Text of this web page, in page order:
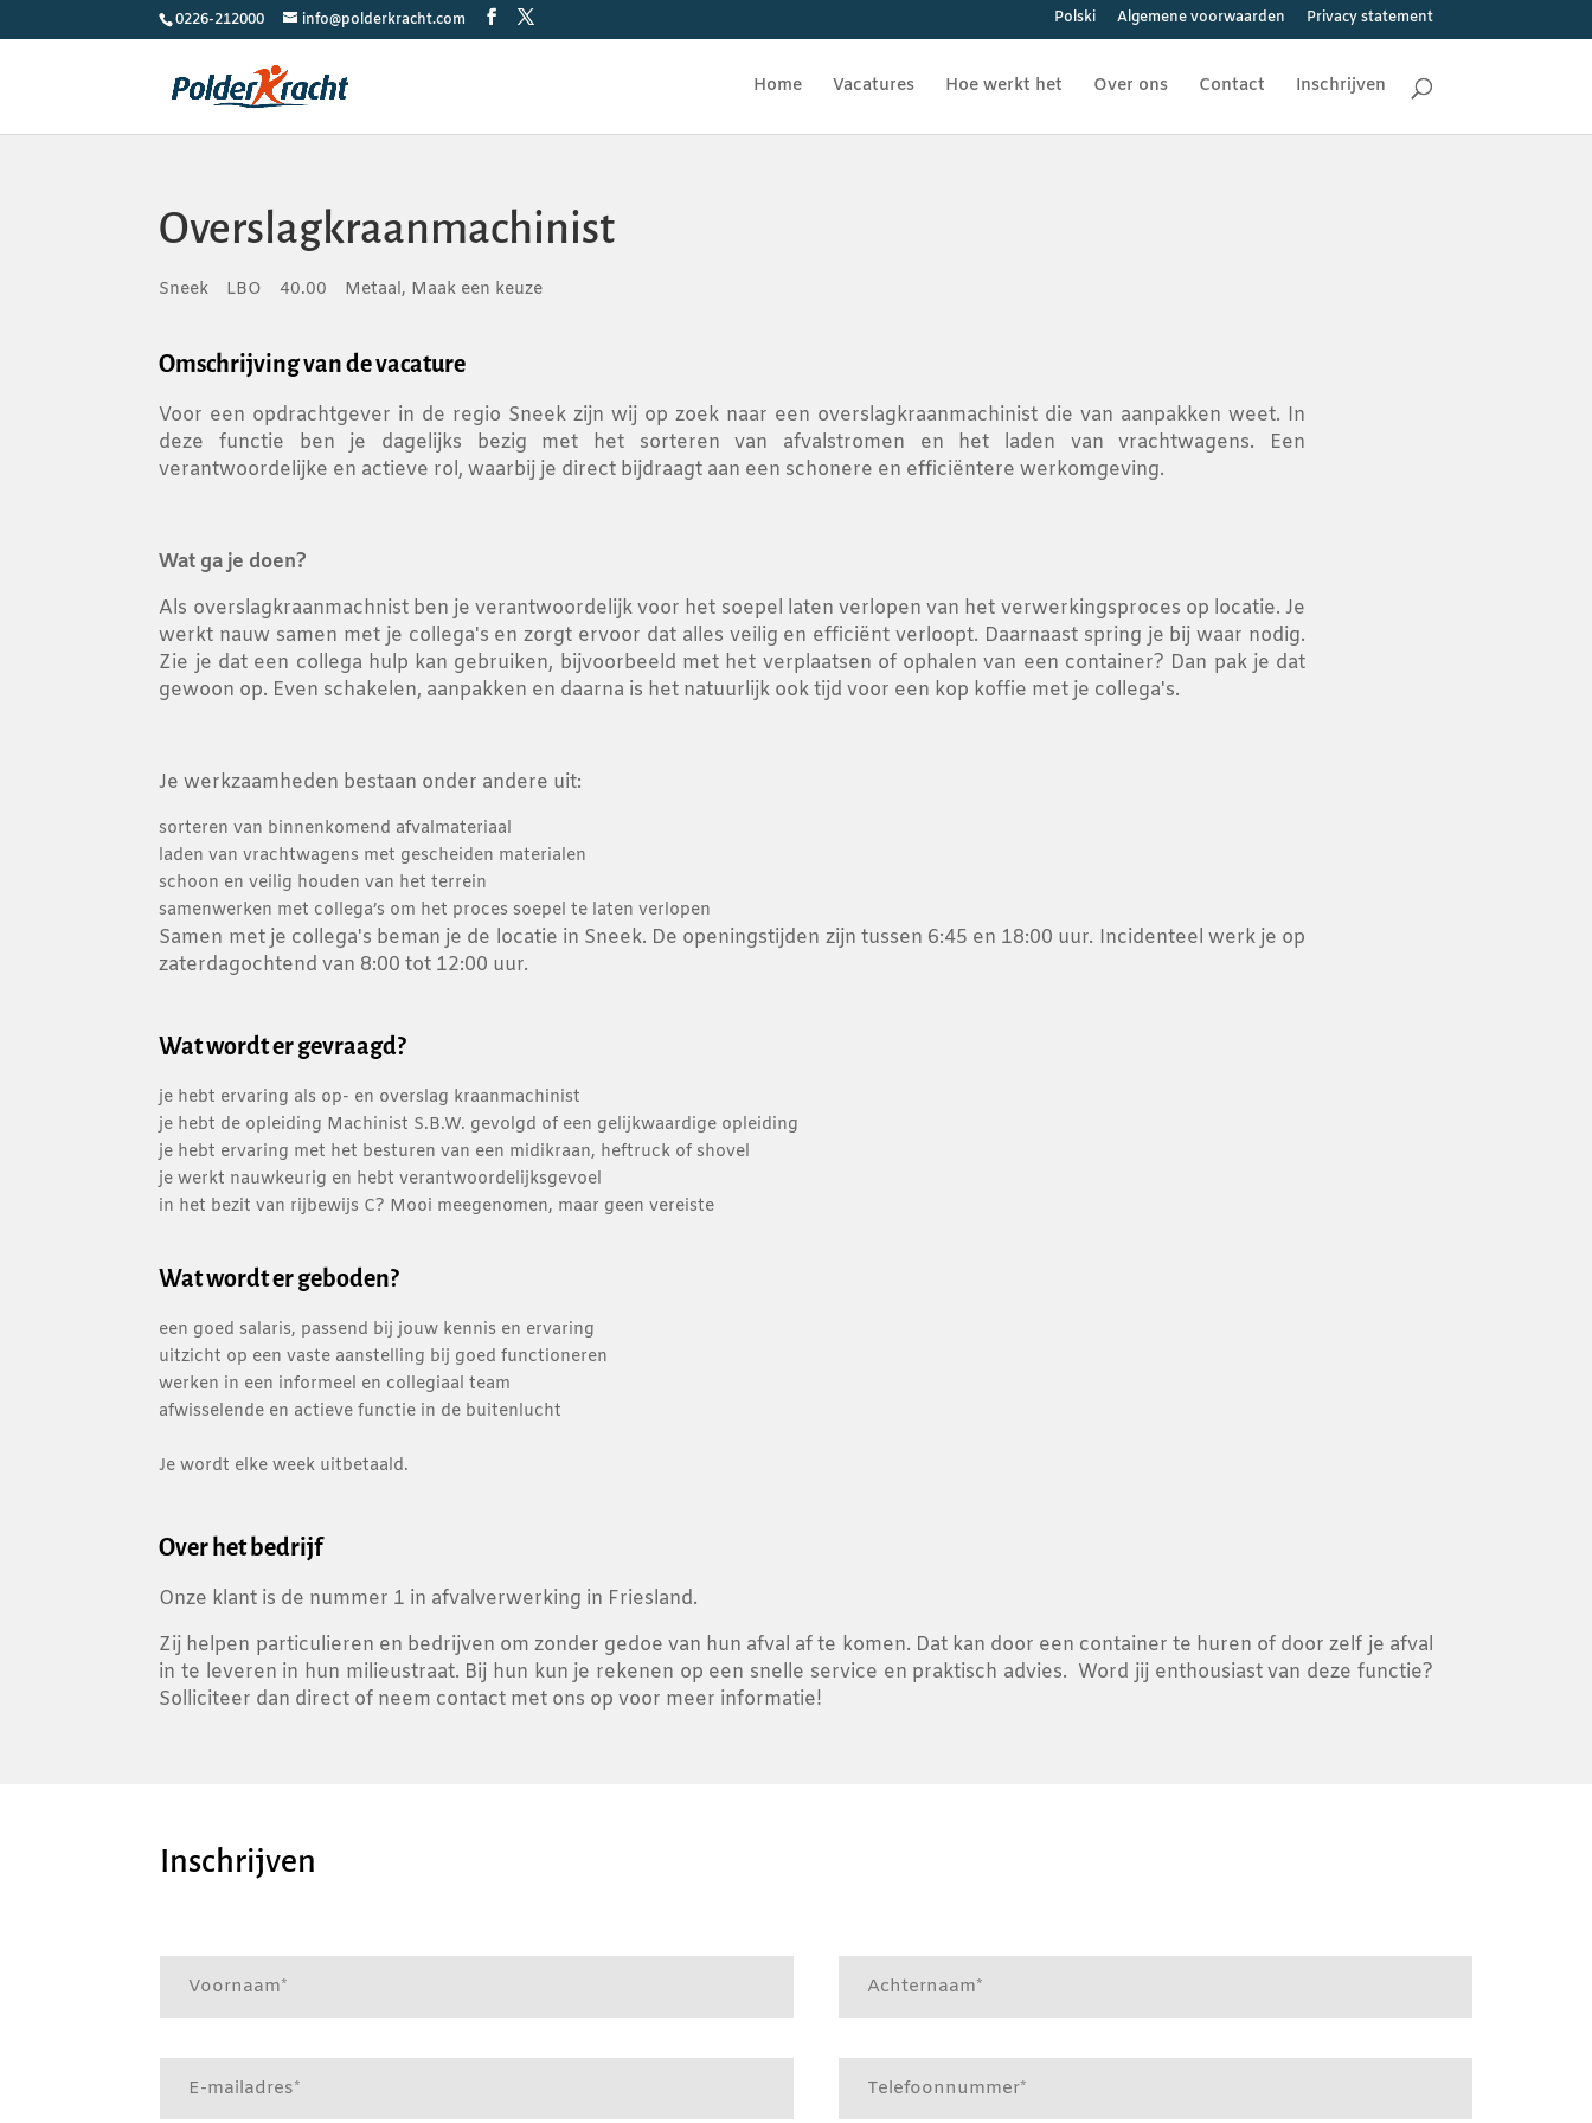
0226-212000 info@polderkracht.com Polski Algemene voorwaarden Privacy statement
Home Vacatures Hoe werkt het Over ons Contact Inschrijven
Overslagkraanmachinist
Sneek LBO 40.00 Metaal, Maak een keuze
Omschrijving van de vacature
Voor een opdrachtgever in de regio Sneek zijn wij op zoek naar een overslagkraanmachinist die van aanpakken weet. In
deze functie ben je dagelijks bezig met het sorteren van afvalstromen en het laden van vrachtwagens. Een
verantwoordelijke en actieve rol, waarbij je direct bijdraagt aan een schonere en efficiëntere werkomgeving.
Wat ga je doen?
Als overslagkraanmachnist ben je verantwoordelijk voor het soepel laten verlopen van het verwerkingsproces op locatie. Je
werkt nauw samen met je collega's en zorgt ervoor dat alles veilig en efficiënt verloopt. Daarnaast spring je bij waar nodig.
Zie je dat een collega hulp kan gebruiken, bijvoorbeeld met het verplaatsen of ophalen van een container? Dan pak je dat
gewoon op. Even schakelen, aanpakken en daarna is het natuurlijk ook tijd voor een kop koffie met je collega's.
Je werkzaamheden bestaan onder andere uit:
sorteren van binnenkomend afvalmateriaal
laden van vrachtwagens met gescheiden materialen
schoon en veilig houden van het terrein
samenwerken met collega’s om het proces soepel te laten verlopen
Samen met je collega's beman je de locatie in Sneek. De openingstijden zijn tussen 6:45 en 18:00 uur. Incidenteel werk je op
zaterdagochtend van 8:00 tot 12:00 uur.
Wat wordt er gevraagd?
je hebt ervaring als op- en overslag kraanmachinist
je hebt de opleiding Machinist S.B.W. gevolgd of een gelijkwaardige opleiding
je hebt ervaring met het besturen van een midikraan, heftruck of shovel
je werkt nauwkeurig en hebt verantwoordelijksgevoel
in het bezit van rijbewijs C? Mooi meegenomen, maar geen vereiste
Wat wordt er geboden?
een goed salaris, passend bij jouw kennis en ervaring
uitzicht op een vaste aanstelling bij goed functioneren
werken in een informeel en collegiaal team
afwisselende en actieve functie in de buitenlucht
Je wordt elke week uitbetaald.
Over het bedrijf
Onze klant is de nummer 1 in afvalverwerking in Friesland.
Zij helpen particulieren en bedrijven om zonder gedoe van hun afval af te komen. Dat kan door een container te huren of door zelf je afval
in te leveren in hun milieustraat. Bij hun kun je rekenen op een snelle service en praktisch advies. Word jij enthousiast van deze functie?
Solliciteer dan direct of neem contact met ons op voor meer informatie!
Inschrijven